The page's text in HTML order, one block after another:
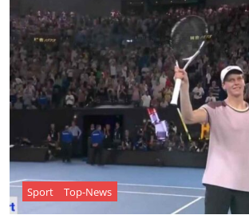
Sport Top-News